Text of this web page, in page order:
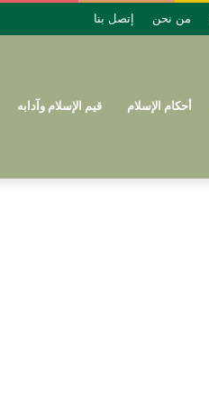
من نحن إتصل بنا
أحكام الإسلام قيم الإسلام وآدابه